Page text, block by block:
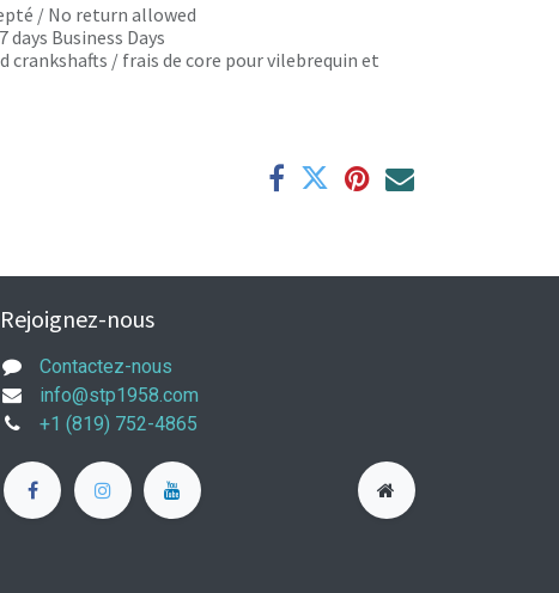
/ No return allowed
Business Days
crankshafts / frais de core pour vilebrequin et
Rejoignez-nous
Contactez-nous
info@stp1958.com
+1 (819) 752-4865